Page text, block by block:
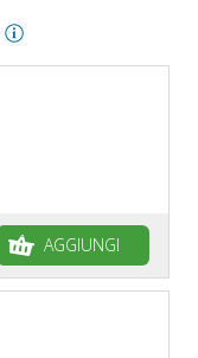
AGGIUNGI